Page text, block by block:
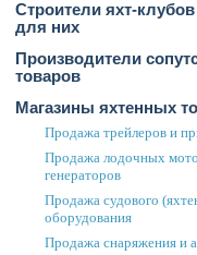
Строители яхт-
для них
Производители
товаров
Магазины яхтенных
Продажа трейлеров и
Продажа лодочных
генераторов
Продажа судового
оборудования
Продажа снаряжения и